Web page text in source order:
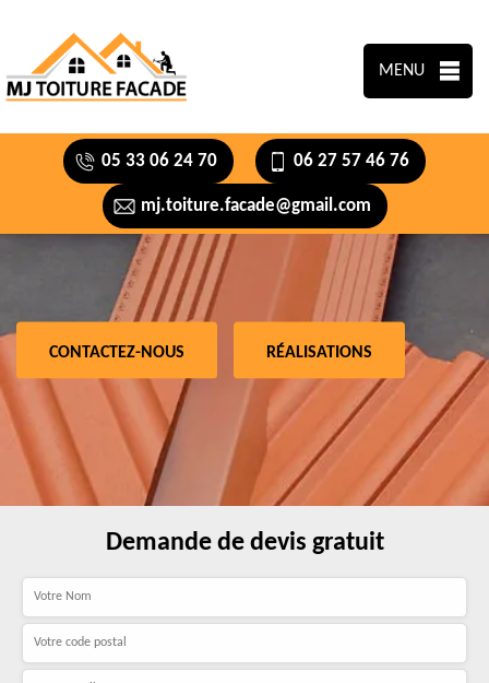
MENU
05 33 06 24 70 06 27 57 46 76
mj.toiture.facade@gmail.com
CONTACTEZ-NOUS RÉALISATIONS
Demande de devis gratuit